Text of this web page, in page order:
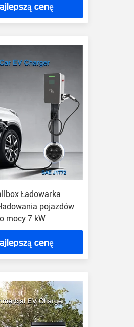
cenę
Ładowarka
pojazdów
mocy 7 kW
cenę